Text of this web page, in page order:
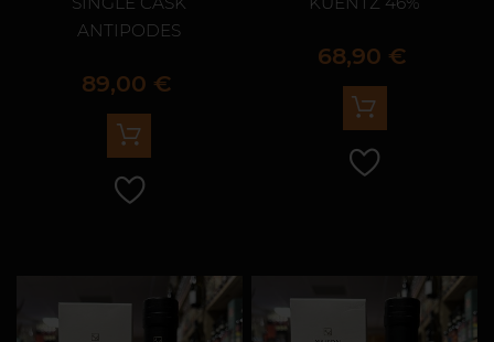
ANTIPODES
Prix
89,00 €
Prix
68,90 €